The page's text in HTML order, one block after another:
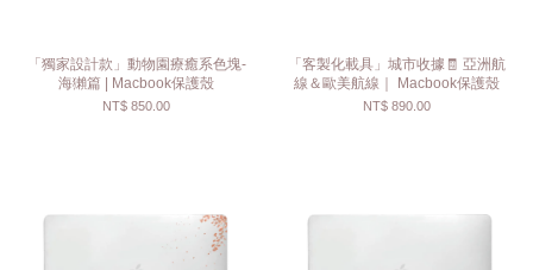
「獨家設計款」動物園療癒系色塊-
海獺篇 | Macbook保護殼
NT$ 850.00
「客製化載具」城市收據🧾 亞洲航
線＆歐美航線｜ Macbook保護殼
NT$ 890.00